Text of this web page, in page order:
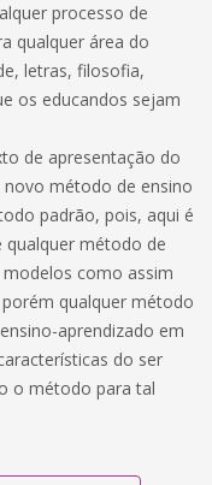
processo de
qualquer área do
letras, filosofia,
os educandos sejam
de apresentação do
método de ensino
padrão, pois, aqui é
método de
como assim
qualquer método
aprendizado em
do ser
o método para tal